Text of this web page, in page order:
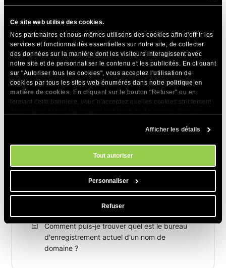
Ce site web utilise des cookies.
Nos partenaires et nous-mêmes utilisons des cookies afin d'offrir les
services et fonctionnalités essentielles sur notre site, de collecter
des données sur la manière dont les visiteurs interagissent avec
notre site et de personnaliser le contenu et les publicités. En cliquant
sur "Autoriser tous les cookies", vous acceptez l'utilisation de
cookies par tous les sites web énumérés dans notre politique en
matière de cookies. En cliquant sur le bouton "Refuser" ou en
fermant cette bannière, vous n'acceptez que les cookies strictement
. Vous pouvez gérer vos préférences
Afficher les détails
Tout autoriser
Personnaliser
Refuser
Articles Connexes
Comment mettre à jour les informations whois
pour un domaine .UK ?
Je ne peux pas voir les informations whois
pour mon domaine .ca
J'ai reçu une notification concernant la mise à
jour des informations Whois de mon domaine.
Comment rediriger un domaine vers un autre
nom de domaine ?
Comment masquer mes informations
personnelles dans les détails WHOIS du nom
Comment puis-je trouver quel est le bureau
d'enregistrement actuel d'un nom de
domaine ?